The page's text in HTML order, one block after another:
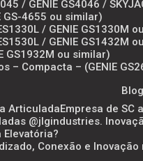
/ GENIE GS4046 /
GS-4655 ou similar)
/ GENIE GS1330M
/ GENIE GS1432M
GS1932M ou similar)
– Compacta – (GENIE
Blog
Articulada Empresa de
@jlgindustries.
Conexão e